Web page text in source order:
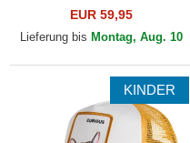
Autocorrect Happy Thoughts
The Farm Goorin Bros.
EUR 59,95
Lieferung bis Montag, Aug. 10
KINDER